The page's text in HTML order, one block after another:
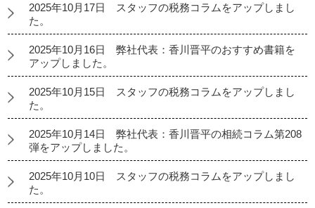
2025年10月17日 スタッフの税務コラムをアップしまし
た。
2025年10月16日 弊社代表：香川晋平のおすすめ書籍を
アップしました。
2025年10月15日 スタッフの税務コラムをアップしまし
た。
2025年10月14日 弊社代表：香川晋平の相続コラム第208
弾をアップしました。
2025年10月10日 スタッフの税務コラムをアップしまし
た。